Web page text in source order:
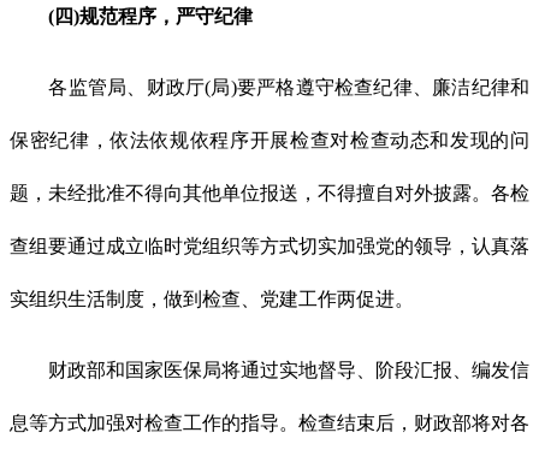
(四)规范程序，严守纪律
各监管局、财政厅(局)要严格遵守检查纪律、廉洁纪律和
保密纪律，依法依规依程序开展检查对检查动态和发现的问
题，未经批准不得向其他单位报送，不得擅自对外披露。各检
查组要通过成立临时党组织等方式切实加强党的领导，认真落
实组织生活制度，做到检查、党建工作两促进。
财政部和国家医保局将通过实地督导、阶段汇报、编发信
息等方式加强对检查工作的指导。检查结束后，财政部将对各